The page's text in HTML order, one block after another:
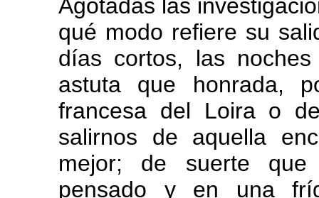
Agotadas las
qué modo refiere su
días cortos, las
astuta que honrada,
francesa del Loira o
salirnos de aquella
mejor; de suerte que
pensado y en una